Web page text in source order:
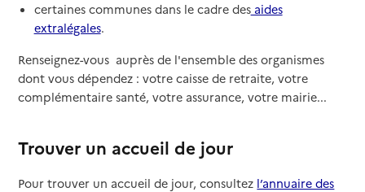
certaines communes dans le cadre desaides
extralégales.
Renseignez-vous auprès de l'ensemble des organismes
dont vous dépendez : votre caisse de retraite, votre
complémentaire santé, votre assurance, votre mairie...
Trouver un accueil de jour
Pour trouver un accueil de jour, consultez l’annuaire des